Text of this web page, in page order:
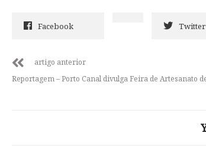
Facebook Twitter
artigo anterior
Reportagem – Porto Canal divulga Feira de Artesanato